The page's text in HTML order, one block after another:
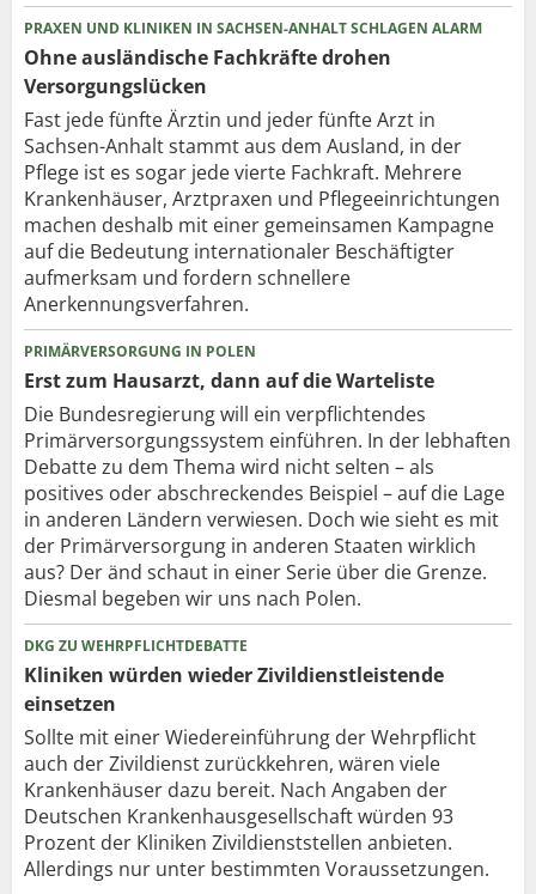
PRAXEN UND KLINIKEN IN SACHSEN-ANHALT SCHLAGEN ALARM
Ohne ausländische Fachkräfte drohen
Versorgungslücken
Fast jede fünfte Ärztin und jeder fünfte Arzt in
Sachsen-Anhalt stammt aus dem Ausland, in der
Pflege ist es sogar jede vierte Fachkraft. Mehrere
Krankenhäuser, Arztpraxen und Pflegeeinrichtungen
machen deshalb mit einer gemeinsamen Kampagne
auf die Bedeutung internationaler Beschäftigter
aufmerksam und fordern schnellere
Anerkennungsverfahren.
PRIMÄRVERSORGUNG IN POLEN
Erst zum Hausarzt, dann auf die Warteliste
Die Bundesregierung will ein verpflichtendes
Primärversorgungssystem einführen. In der lebhaften
Debatte zu dem Thema wird nicht selten – als
positives oder abschreckendes Beispiel – auf die Lage
in anderen Ländern verwiesen. Doch wie sieht es mit
der Primärversorgung in anderen Staaten wirklich
aus? Der änd schaut in einer Serie über die Grenze.
Diesmal begeben wir uns nach Polen.
DKG ZU WEHRPFLICHTDEBATTE
Kliniken würden wieder Zivildienstleistende
einsetzen
Sollte mit einer Wiedereinführung der Wehrpflicht
auch der Zivildienst zurückkehren, wären viele
Krankenhäuser dazu bereit. Nach Angaben der
Deutschen Krankenhausgesellschaft würden 93
Prozent der Kliniken Zivildienststellen anbieten.
Allerdings nur unter bestimmten Voraussetzungen.